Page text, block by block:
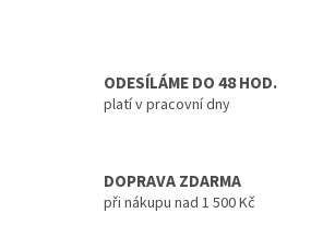
ODESÍLÁME DO 48 HOD.
platí v pracovní dny
DOPRAVA ZDARMA
při nákupu nad 1 500 Kč